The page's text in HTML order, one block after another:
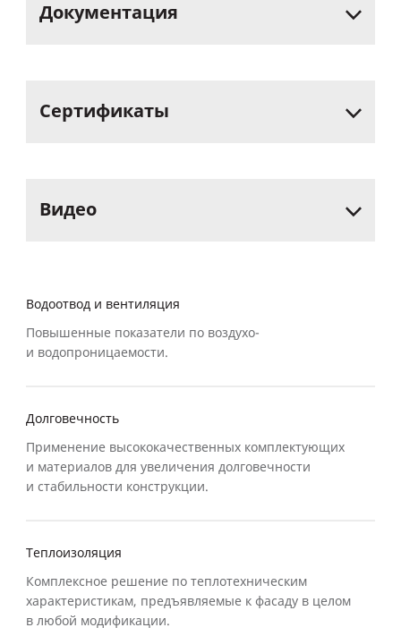
Документация
Сертификаты
Видео
Водоотвод и вентиляция
Повышенные показатели по воздухо-
и водопроницаемости.
Долговечность
Применение высококачественных комплектующих
и материалов для увеличения долговечности
и стабильности конструкции.
Теплоизоляция
Комплексное решение по теплотехническим
характеристикам, предъявляемые к фасаду в целом
в любой модификации.